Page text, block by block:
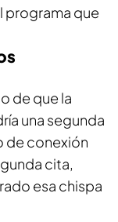
programa que
de que la
una segunda
de conexión
cita,
esa chispa